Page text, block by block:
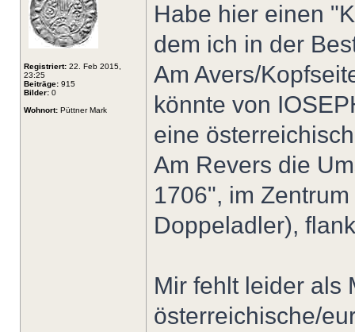
Registriert: 22. Feb 2015,
23:25
Beiträge: 915
Bilder: 0
Wohnort: Püttner Mark
Habe hier einen
dem ich in der
Am Avers/
könnte von
eine
Am Revers die
1706", im
Doppeladler),
Mir fehlt leider als
österreichische/